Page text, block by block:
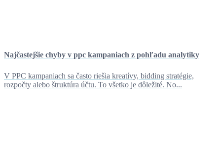
Najčastejšie chyby v ppc kampaniach z pohľadu analytiky
V PPC kampaniach sa často riešia kreatívy, bidding stratégie,
rozpočty alebo štruktúra účtu. To všetko je dôležité. No...